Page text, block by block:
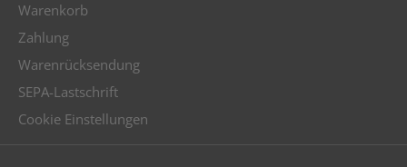
Warenkorb
Zahlung
Warenrücksendung
SEPA-Lastschrift
Cookie Einstellungen